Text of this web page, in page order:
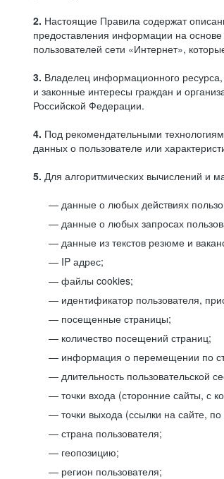
2. Настоящие Правила содержат
предоставления информации на основе
пользователей сети «Интернет»,
3. Владелец информационного
и законные интересы граждан и
Российской Федерации.
4. Под рекомендательными
данных о пользователе или
5. Для алгоритмических вычислений и
данные о любых действиях
данные о любых запросах
данные из текстов резюме и
IP адрес;
файлы cookies;
идентификатор пользователя,
посещенные страницы;
количество посещений страниц;
информация о перемещении по
длительность пользовательской
точки входа (сторонние сайты, с
точки выхода (ссылки на сайте,
страна пользователя;
геопозицию;
регион пользователя;